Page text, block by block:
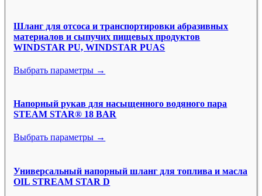
Шланг для отсоса и транспортировки абразивных
материалов и сыпучих пищевых продуктов
WINDSTAR PU, WINDSTAR PUAS
Выбрать параметры →
Напорный рукав для насыщенного водяного пара
STEAM STAR® 18 BAR
Выбрать параметры →
Универсальный напорный шланг для топлива и масла
OIL STREAM STAR D